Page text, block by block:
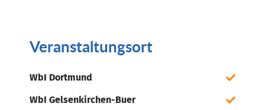
Veranstaltungsort
WbI Dortmund
WbI Gelsenkirchen-Buer